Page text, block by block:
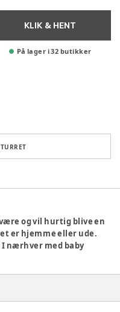
KLIK & HENT
På lager i 32 butikker
og vil hurtig blive en
er hjemme eller ude.
I nærhver med baby
fra baby vejer 3,2
ind mod forældrenes
for baby. Det